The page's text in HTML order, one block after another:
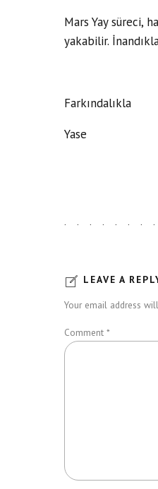
Mars Yay süreci,
yakabilir.
Farkındalıkla
Yase
LEAVE A
Your email address
Comment *